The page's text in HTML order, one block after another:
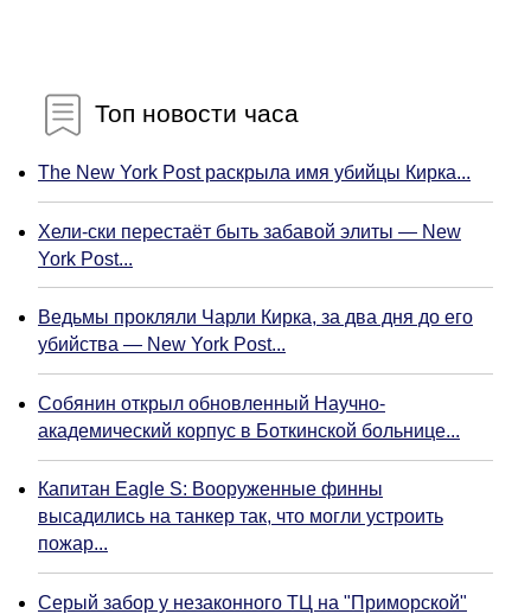
Топ новости часа
The New York Post раскрыла имя убийцы Кирка...
Хели-ски перестаёт быть забавой элиты — New
York Post...
Ведьмы прокляли Чарли Кирка, за два дня до его
убийства — New York Post...
Собянин открыл обновленный Научно-
академический корпус в Боткинской больнице...
Капитан Eagle S: Вооруженные финны
высадились на танкер так, что могли устроить
пожар...
Серый забор у незаконного ТЦ на "Приморской"